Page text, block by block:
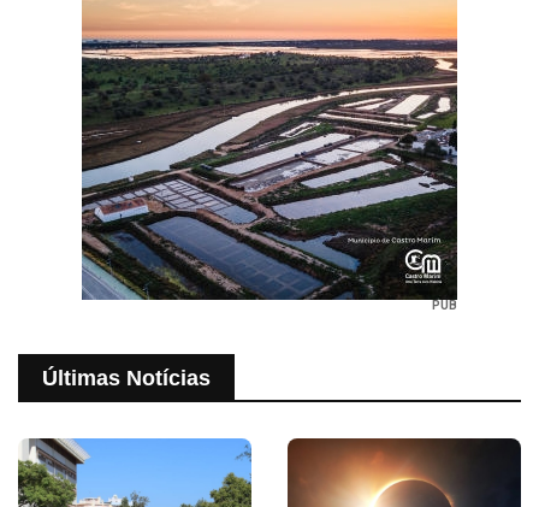
PUB
Últimas Notícias